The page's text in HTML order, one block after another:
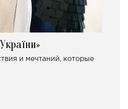
и мечтаний, которые